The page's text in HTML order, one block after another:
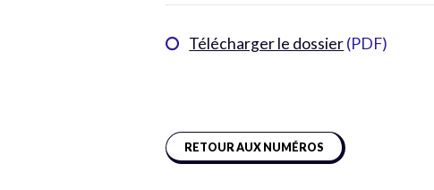
Télécharger le dossier(PDF)
RETOUR AUX NUMÉROS